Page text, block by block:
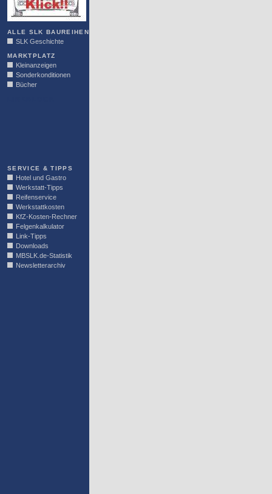
ALLE SLK BAUREIHEN
SLK Geschichte
MARKTPLATZ
Kleinanzeigen
Sonderkonditionen
Bücher
SERVICE & TIPPS
Hotel und Gastro
Werkstatt-Tipps
Reifenservice
Werkstattkosten
KfZ-Kosten-Rechner
Felgenkalkulator
Link-Tipps
Downloads
MBSLK.de-Statistik
Newsletterarchiv